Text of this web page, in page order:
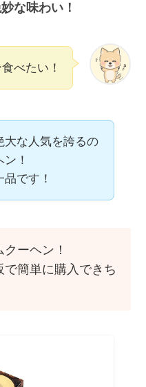
な味わい！
べたい！
大な人気を誇るの
！
です！
ーヘン！
で簡単に購入できち